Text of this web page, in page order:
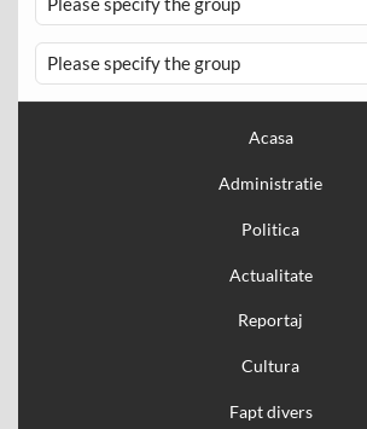
Please specify the group
Acasa
Administratie
Politica
Actualitate
Reportaj
Cultura
Fapt divers